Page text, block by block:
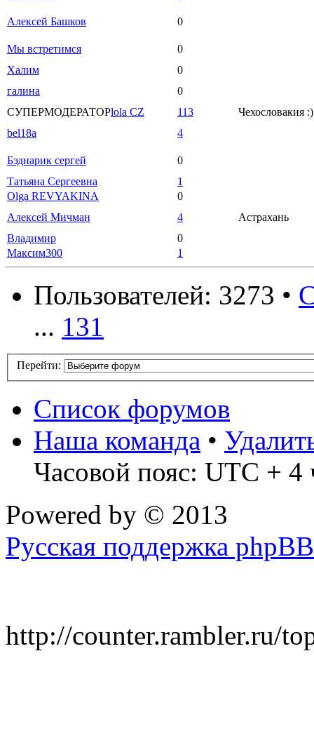
Алексей Башков 0
Мы встретимся
0
Халим
0
галина
0
СУПЕРМОДЕРАТОРlola CZ 113
Чехословакия :)
bel18a
4
Бэднарик сергей
0
Татьяна Сергеевна
1
Olga REVYAKINA
0
Алексей Мичман
4
Астрахань
Владимир
0
Максим300
1
Пользователей: 3273 •
... 131
Перейти:
Список форумов
Наша команда •
Часовой пояс: UTC + 4
Powered by © 2013
Русская поддержка phpBB
http://counter.rambler.ru/